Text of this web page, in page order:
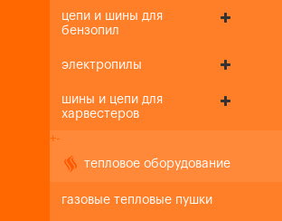
цепи и шины для
бензопил
электропилы
шины и цепи для
харвестеров
+-
тепловое оборудование
газовые тепловые пушки